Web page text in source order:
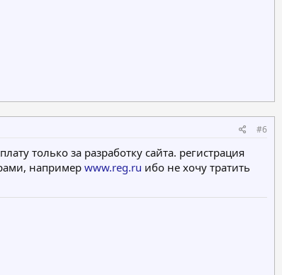
#6
только за разработку сайта. регистрация
например www.reg.ru ибо не хочу тратить